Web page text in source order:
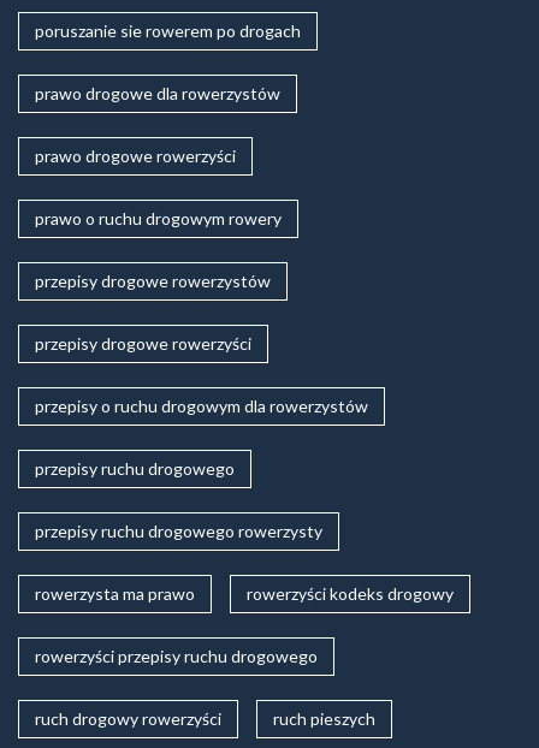
poruszanie sie rowerem po drogach
prawo drogowe dla rowerzystów
prawo drogowe rowerzyści
prawo o ruchu drogowym rowery
przepisy drogowe rowerzystów
przepisy drogowe rowerzyści
przepisy o ruchu drogowym dla rowerzystów
przepisy ruchu drogowego
przepisy ruchu drogowego rowerzysty
rowerzysta ma prawo rowerzyści kodeks drogowy
rowerzyści przepisy ruchu drogowego
ruch drogowy rowerzyści ruch pieszych